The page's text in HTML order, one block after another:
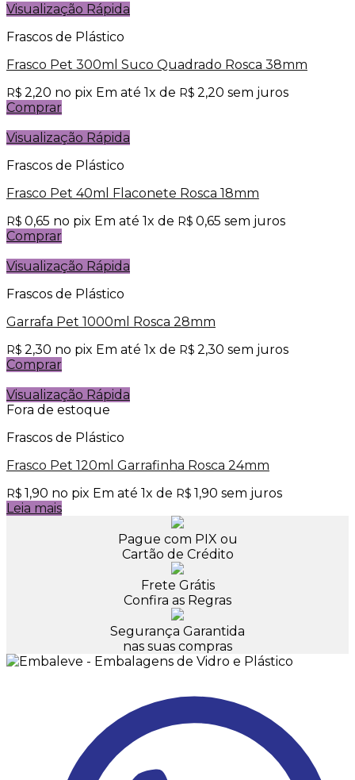
Visualização Rápida
Frascos de Plástico
Frasco Pet 300ml Suco Quadrado Rosca 38mm
R$ 2,20 no pix Em até 1x de R$ 2,20 sem juros
Comprar
Visualização Rápida
Frascos de Plástico
Frasco Pet 40ml Flaconete Rosca 18mm
R$ 0,65 no pix Em até 1x de R$ 0,65 sem juros
Comprar
Visualização Rápida
Frascos de Plástico
Garrafa Pet 1000ml Rosca 28mm
R$ 2,30 no pix Em até 1x de R$ 2,30 sem juros
Comprar
Visualização Rápida
Fora de estoque
Frascos de Plástico
Frasco Pet 120ml Garrafinha Rosca 24mm
R$ 1,90 no pix Em até 1x de R$ 1,90 sem juros
Leia mais
Pague com PIX ou
Cartão de Crédito
Frete Grátis
Confira as Regras
Segurança Garantida
nas suas compras